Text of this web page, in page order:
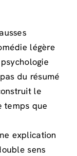
légère
du résumé
le
temps que
explication
sens